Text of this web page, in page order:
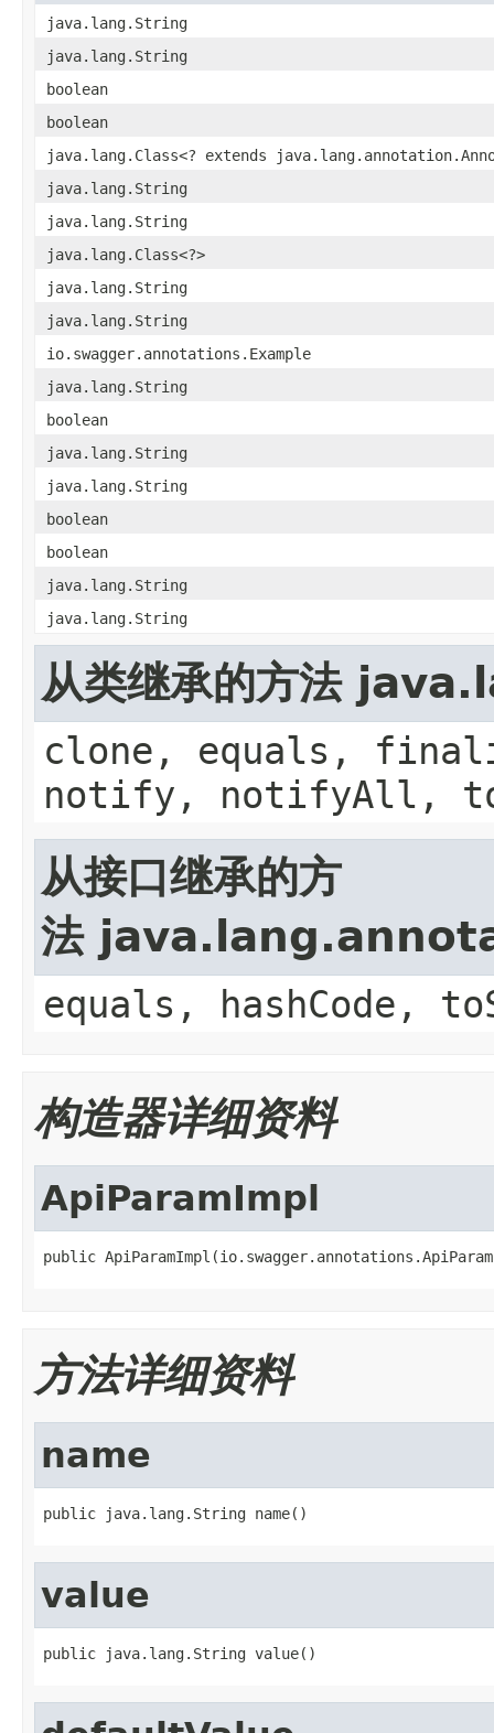
java.lang.String
java.lang.String
boolean
boolean
java.lang.Class<? extends
java.lang.String
java.lang.String
java.lang.Class<?>
java.lang.String
java.lang.String
io.swagger.annotations.Example
java.lang.String
boolean
java.lang.String
java.lang.String
boolean
boolean
java.lang.String
java.lang.String
从类继承的方法
clone, equals,
notify, notifyAll,
从接口继承的方
法
equals, hashCode,
构造器详细资料
ApiParamImpl
public
方法详细资料
name
public java.lang.String name()
value
public java.lang.String value()